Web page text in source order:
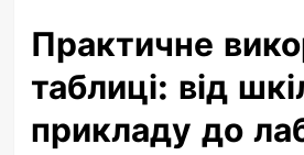
Практичне
таблиці: від
прикладу до